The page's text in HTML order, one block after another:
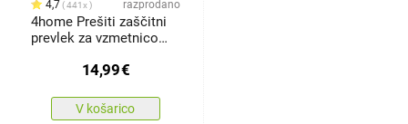
4,7 441x razprodano
4home Prešiti zaščitni
prevlek za vzmetnico
14,99€
V košarico